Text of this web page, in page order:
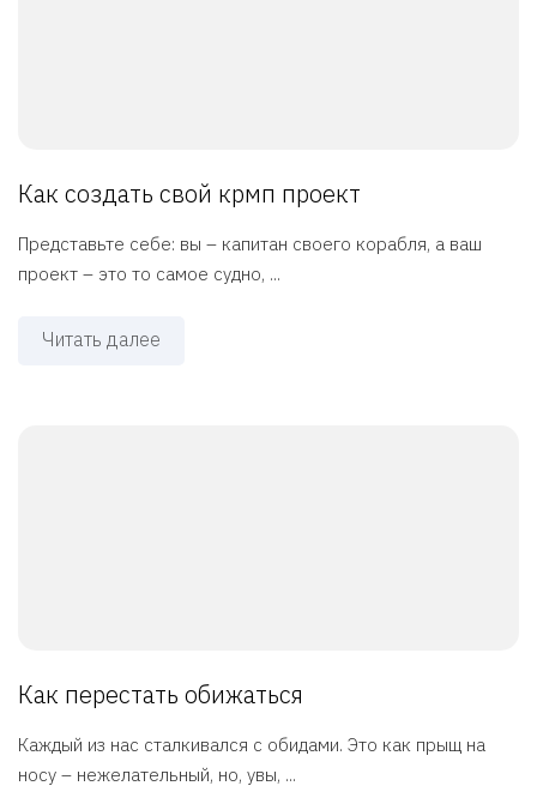
Как создать свой крмп проект
Представьте себе: вы – капитан своего корабля, а ваш
проект – это то самое судно, ...
Читать далее
Как перестать обижаться
Каждый из нас сталкивался с обидами. Это как прыщ на
носу – нежелательный, но, увы, ...